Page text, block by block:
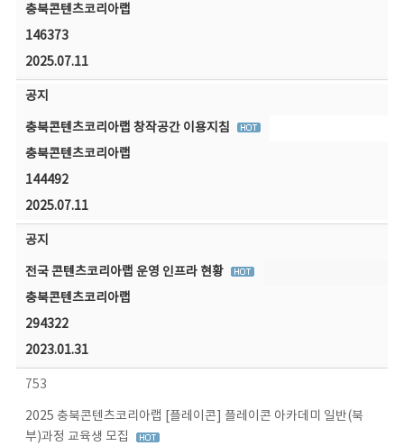
충북콘텐츠코리아랩
146373
2025.07.11
공지
충북콘텐츠코리아랩 창작공간 이용지침
충북콘텐츠코리아랩
144492
2025.07.11
공지
전국 콘텐츠코리아랩 운영 인프라 현황
충북콘텐츠코리아랩
294322
2023.01.31
753
2025 충북콘텐츠코리아랩 [플레이콘] 플레이콘 아카데미 일반(북
부)과정 교육생 모집